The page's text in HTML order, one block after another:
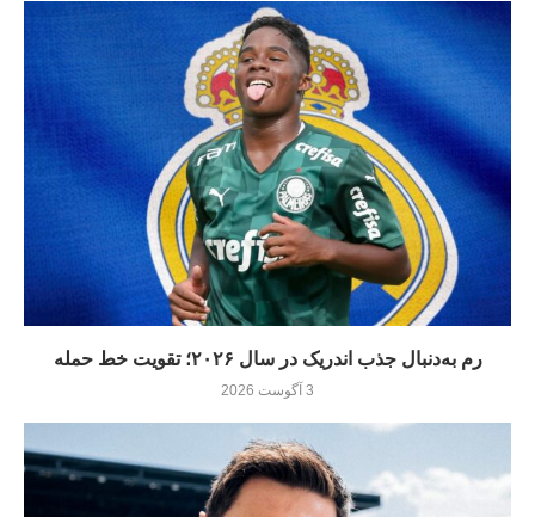
رم به‌دنبال جذب اندریک در سال ۲۰۲۶؛ تقویت خط حمله
3 آگوست 2026